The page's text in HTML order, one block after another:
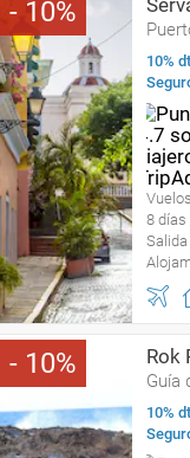
10
10%
8 días
10 Rok
Guía
10%